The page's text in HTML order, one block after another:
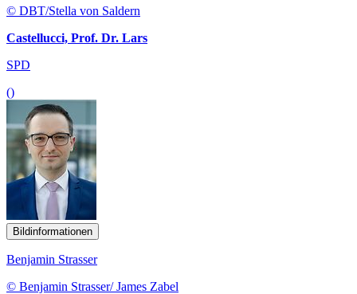
© DBT/Stella von Saldern
Castellucci, Prof. Dr. Lars
SPD
()
Bildinformationen
Benjamin Strasser
© Benjamin Strasser/ James Zabel